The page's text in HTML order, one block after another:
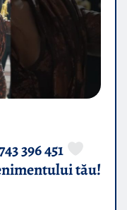
396 451
tău!